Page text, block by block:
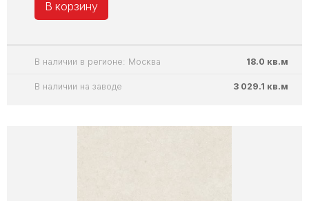
В корзину
В наличии в регионе: Москва 18.0 кв.м
В наличии на заводе 3 029.1 кв.м